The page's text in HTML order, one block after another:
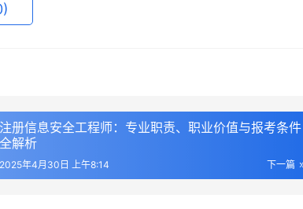
注册信息安全工程师：专业职责、职业价值与报考条件
全解析
下一篇
2025年4月30日 上午8:14